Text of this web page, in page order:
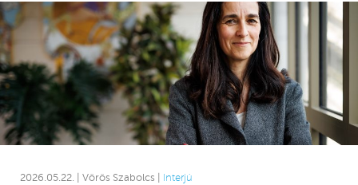
2026.05.22. | Vörös Szabolcs | Interjú